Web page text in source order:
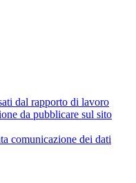
dal rapporto di lavoro
da pubblicare sul sito
comunicazione dei dati